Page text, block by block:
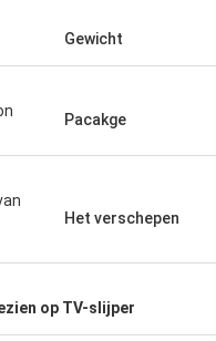
Gewicht
Pacakge
Het verschepen
op TV-slijper